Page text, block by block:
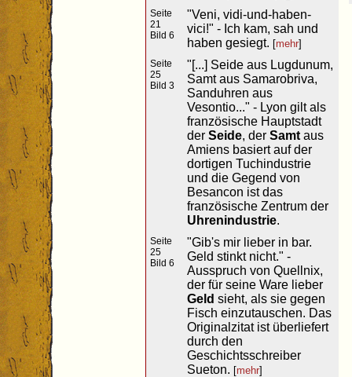
Seite
21
Bild 6
"Veni, vidi-und-haben-
vici!" - Ich kam, sah und
haben gesiegt. [mehr]
Seite
25
Bild 3
"[...] Seide aus Lugdunum,
Samt aus Samarobriva,
Sanduhren aus
Vesontio..." - Lyon gilt als
französische Hauptstadt
der Seide, der Samt aus
Amiens basiert auf der
dortigen Tuchindustrie
und die Gegend von
Besancon ist das
französische Zentrum der
Uhrenindustrie.
Seite
25
Bild 6
"Gib's mir lieber in bar.
Geld stinkt nicht." -
Ausspruch von Quellnix,
der für seine Ware lieber
Geld sieht, als sie gegen
Fisch einzutauschen. Das
Originalzitat ist überliefert
durch den
Geschichtsschreiber
Sueton. [mehr]